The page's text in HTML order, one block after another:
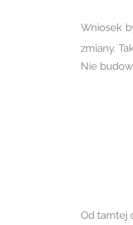
Wniosek
zmiany.
Nie
Od tamtej